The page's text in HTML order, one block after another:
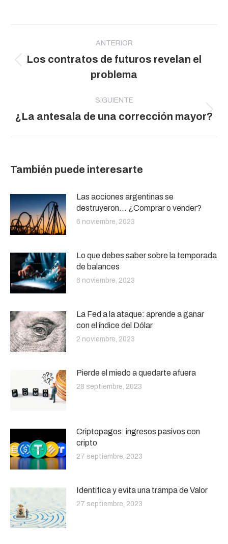
publicaciones
ANTERIOR
Publicación
anterior:
Los contratos de futuros revelan el
problema
SIGUIENTE
Publicación
¿La antesala de una corrección mayor?
También puede interesarte
Las acciones argentinas se
destruyeron… ¿Comprar o vender?
6 noviembre, 2023
Lo que debes saber sobre la temporada
de balances
6 noviembre, 2023
La Fed a la ataque: aprende a ganar
con el índice del Dólar
2 noviembre, 2023
Pierde el miedo a quedarte afuera
28 septiembre, 2023
Criptopagos: ingresos pasivos con
cripto
27 septiembre, 2023
Identifica y evita una trampa de Valor
27 septiembre, 2023